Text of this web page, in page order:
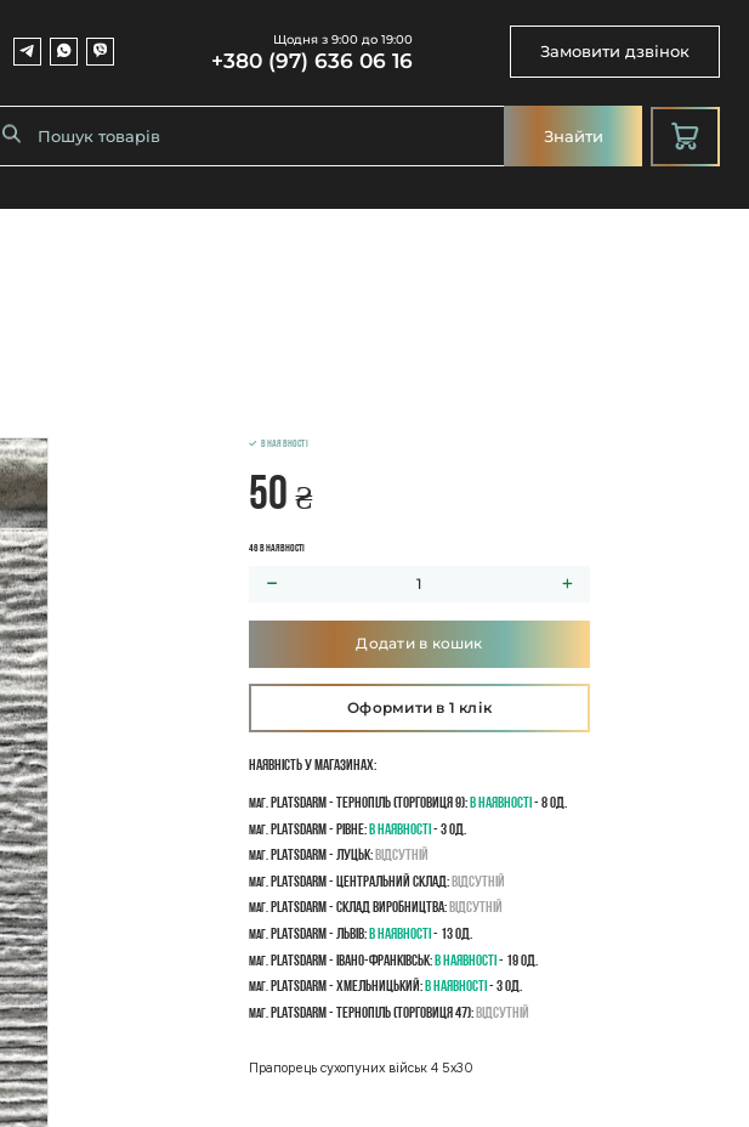
Щодня з 9:00 до 19:00
+380 (97) 636 06 16 Замовити дзвінок
Знайти
В наявності
50₴
46 в наявності
Додати в кошик
Оформити в 1 клік
Наявність у магазинах:
маг. PLATSDARM - Тернопіль (Торговиця 9): В наявності - 8 од.
маг. PLATSDARM - Рівне: В наявності - 3 од.
маг. PLATSDARM - Луцьк: Відсутній
маг. PLATSDARM - Центральний склад: Відсутній
маг. PLATSDARM - Склад виробництва: Відсутній
маг. PLATSDARM - Львів: В наявності - 13 од.
маг. PLATSDARM - Івано-Франківськ: В наявності - 19 од.
маг. PLATSDARM - Хмельницький: В наявності - 3 од.
маг. PLATSDARM - Тернопіль (Торговиця 47): Відсутній
Прапорець сухопуних військ 4 5х30